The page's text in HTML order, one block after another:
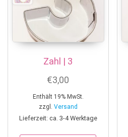
Zahl | 3
€3,00
Enthält 19% MwSt.
zzgl. Versand
Lieferzeit: ca. 3-4 Werktage